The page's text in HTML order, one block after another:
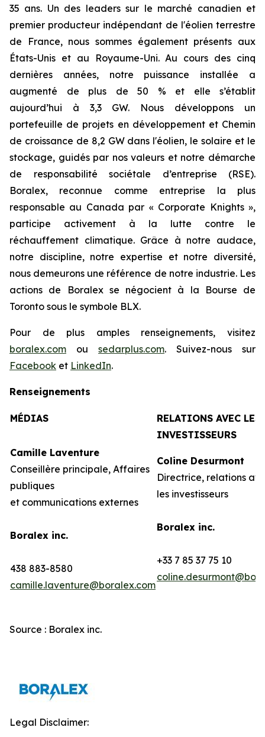
35 ans. Un des leaders sur le marché canadien et
premier producteur indépendant de l'éolien terrestre
de France, nous sommes également présents aux
États-Unis et au Royaume-Uni. Au cours des cinq
dernières années, notre puissance installée a
augmenté de plus de 50 % et elle s’établit
aujourd’hui à 3,3 GW. Nous développons un
portefeuille de projets en développement et Chemin
de croissance de 8,2 GW dans l'éolien, le solaire et le
stockage, guidés par nos valeurs et notre démarche
de responsabilité sociétale d’entreprise (RSE).
Boralex, reconnue comme entreprise la plus
responsable au Canada par « Corporate Knights »,
participe activement à la lutte contre le
réchauffement climatique. Grâce à notre audace,
notre discipline, notre expertise et notre diversité,
nous demeurons une référence de notre industrie. Les
actions de Boralex se négocient à la Bourse de
Toronto sous le symbole BLX.
Pour de plus amples renseignements, visitez
boralex.com ou sedarplus.com. Suivez-nous sur
Facebook et LinkedIn.
Renseignements
MÉDIAS
RELATIONS AVEC LES
INVESTISSEURS
Camille Laventure
Conseillère principale, Affaires
publiques
et communications externes
Boralex inc.
438 883-8580
camille.laventure@boralex.com
Coline Desurmont
Directrice, relations
les investisseurs
Boralex inc.
+33 7 85 37 75 10
Source : Boralex inc.
Legal Disclaimer: